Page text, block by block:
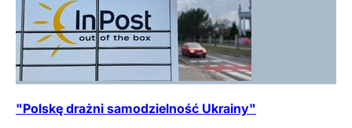
"Polskę drażni samodzielność Ukrainy"